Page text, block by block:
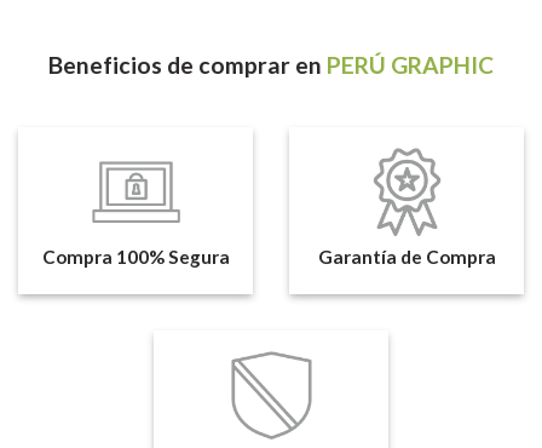
Beneficios de comprar en PERÚ GRAPHIC
Compra 100% Segura Garantía de Compra